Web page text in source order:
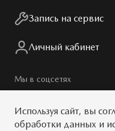
Правовая информация
Запись на сервис
Личный кабинет
Мы в соцсетях
Используя сайт, вы
обработки данных и